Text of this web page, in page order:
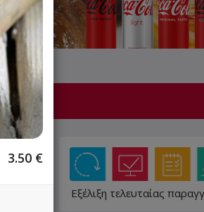
Εξέλιξη τελευταίας
3.50 €